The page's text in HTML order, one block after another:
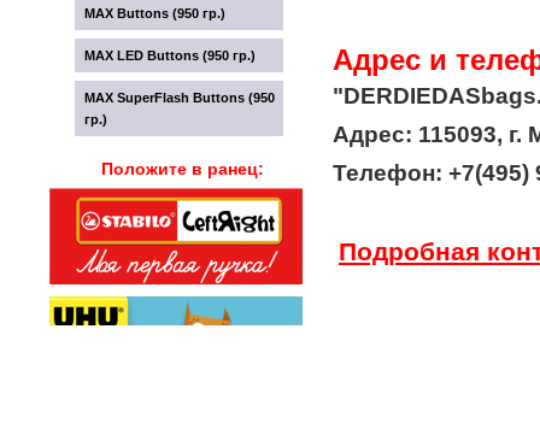
MAX Buttons (950 гр.)
MAX LED Buttons (950 гр.)
MAX SuperFlash Buttons (950
гр.)
Положите в ранец:
Адрес и
Адрес: 115093, г.
Телефон: +7(495)
Подробная